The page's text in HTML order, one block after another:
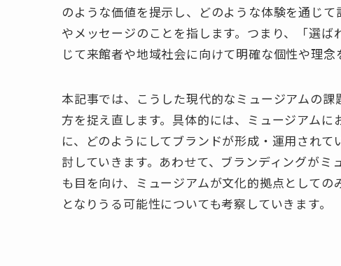
のような価値を提示し、どのような体験を通じ
やメッセージのことを指します。つまり、「選
じて来館者や地域社会に向けて明確な個性や理念
本記事では、こうした現代的なミュージアムの
方を捉え直します。具体的には、ミュージアム
に、どのようにしてブランドが形成・運用され
討していきます。あわせて、ブランディングが
も目を向け、ミュージアムが文化的拠点として
となりうる可能性についても考察していきます。